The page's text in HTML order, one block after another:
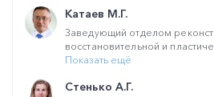
Катаев М.Г.
Заведующий отделом
восстановительной и
Показать ещё
Стенько А.Г.